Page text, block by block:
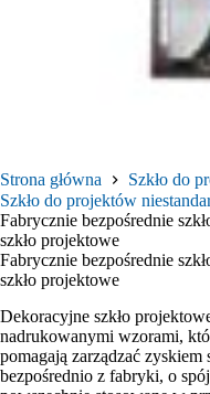
Strona główna
Szkło do
Szkło do projektów
Fabrycznie bezpośrednie
szkło projektowe
Fabrycznie bezpośrednie
szkło projektowe
Dekoracyjne szkło
nadrukowanymi wzorami,
pomagają zarządzać zyskiem
bezpośrednio z fabryki, o